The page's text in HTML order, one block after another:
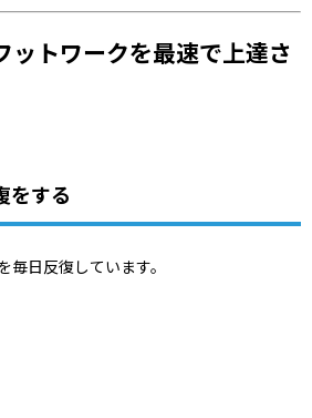
ットワークを最速で上達さ
をする
毎日反復しています。